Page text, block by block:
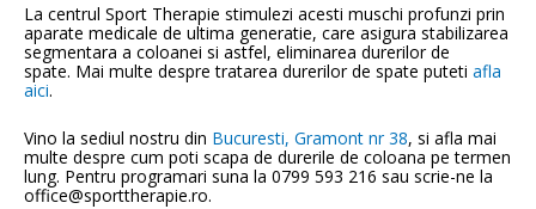
La centrul Sport Therapie stimulezi acesti muschi profunzi prin
aparate medicale de ultima generatie, care asigura stabilizarea
segmentara a coloanei si astfel, eliminarea durerilor de
spate. Mai multe despre tratarea durerilor de spate puteti afla
aici.
Vino la sediul nostru din Bucuresti, Gramont nr 38, si afla mai
multe despre cum poti scapa de durerile de coloana pe termen
lung. Pentru programari suna la 0799 593 216 sau scrie-ne la
office@sporttherapie.ro.